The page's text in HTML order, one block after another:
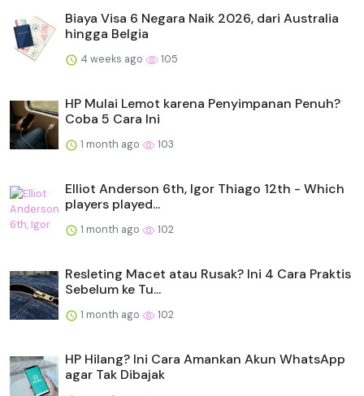
Biaya Visa 6 Negara Naik 2026, dari Australia
hingga Belgia
4 weeks ago 105
HP Mulai Lemot karena Penyimpanan Penuh?
Coba 5 Cara Ini
1 month ago 103
Elliot Anderson 6th, Igor Thiago 12th - Which
players played...
1 month ago 102
Resleting Macet atau Rusak? Ini 4 Cara Praktis
Sebelum ke Tu...
1 month ago 102
HP Hilang? Ini Cara Amankan Akun WhatsApp
agar Tak Dibajak